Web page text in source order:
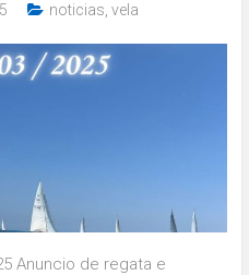
noticias, vela
Anuncio de regata e